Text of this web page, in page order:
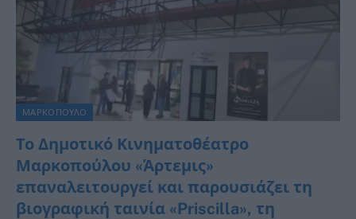
ΜΑΡΚΟΠΟΥΛΟ
Το Δημοτικό Κινηματοθέατρο
Μαρκοπούλου «Άρτεμις»
επαναλειτουργεί και παρουσιάζει τη
βιογραφική ταινία «Priscilla», τη